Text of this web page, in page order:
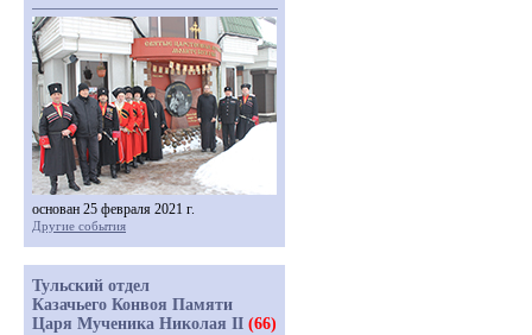
основан 25 февраля 2021 г.
Другие события
Тульский отдел
Казачьего Конвоя Памяти
Царя Мученика Николая II (66)